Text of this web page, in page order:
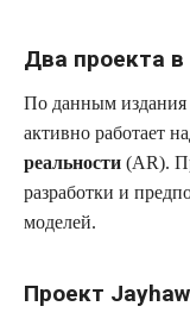
Два проекта в
По данным издания
активно работает
реальности (AR).
разработки и
моделей.
Проект